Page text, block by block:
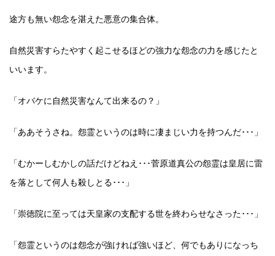
途方も無い怨念を湛えた悪意の集合体。
自然災害すらたやすく起こせるほどの強力な怨念の力を感じたと
いいます。
「オバケに自然災害なんて出来るの？」
「ああそうさね。怨霊というのは時に凄まじい力を持つんだ･･･」
「むかーしむかしの話だけどねえ･･･菅原道真公の怨霊は皇居に雷
を落として何人も殺しとる･･･」
「崇徳院に至っては天皇家の支配する世を終わらせなさった･･･」
「怨霊というのは怨念が強ければ強いほど、何でもありになっち